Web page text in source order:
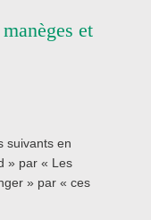
et
suivants en
» par « Les
» par « ces